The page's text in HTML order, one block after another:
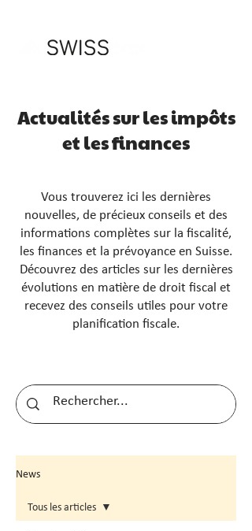
Actualités sur les impôts
et les finances
Vous trouverez ici les dernières
nouvelles, de précieux conseils et des
informations complètes sur la fiscalité,
les finances et la prévoyance en Suisse.
Découvrez des articles sur les dernières
évolutions en matière de droit fiscal et
recevez des conseils utiles pour votre
planification fiscale.
News
Tous les articles